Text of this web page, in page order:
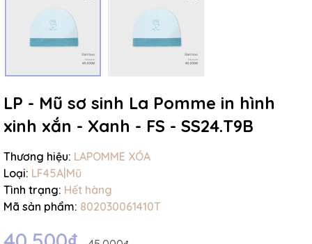
LP - Mũ sơ sinh La Pomme in hình
xinh xắn - Xanh - FS - SS24.T9B
Thương hiệu: LAPOMME XÓA
Loại: LF45A|Mũ
Tình trạng: Hết hàng
Mã sản phẩm: 802030061410T